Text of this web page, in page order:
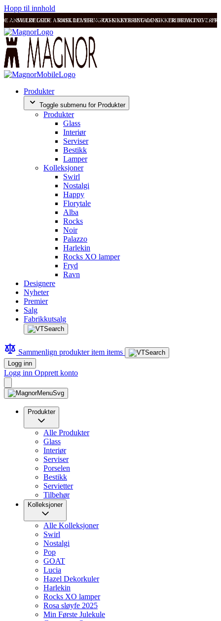
Hopp til innhold
ANMELDELSER RASK LEVERING OG SIKKER BETALING FRI FRAKT OVER
SVÆRT GODE ANMELDELSER RASK LEVERING OG SIKKER BETALING
Produkter
Toggle submenu for Produkter
Produkter
Glass
Interiør
Serviser
Bestikk
Lamper
Kolleksjoner
Swirl
Nostalgi
Happy
Florytale
Alba
Rocks
Noir
Palazzo
Harlekin
Rocks XO lamper
Fryd
Ravn
Designere
Nyheter
Premier
Salg
Fabrikkutsalg
Sammenlign produkteritem items
Logg inn
Logg inn Opprett konto
Produkter
Alle Produkter
Glass
Interiør
Serviser
Porselen
Bestikk
Servietter
Tilbehør
Kolleksjoner
Alle Kolleksjoner
Swirl
Nostalgi
Pop
GOAT
Lucia
Hazel Dekorkuler
Harlekin
Rocks XO lamper
Rosa sløyfe 2025
Min Første Julekule